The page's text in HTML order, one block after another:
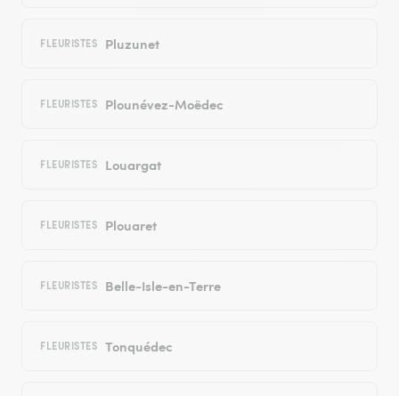
FLEURISTES Pluzunet
FLEURISTES Plounévez-Moëdec
FLEURISTES Louargat
FLEURISTES Plouaret
FLEURISTES Belle-Isle-en-Terre
FLEURISTES Tonquédec